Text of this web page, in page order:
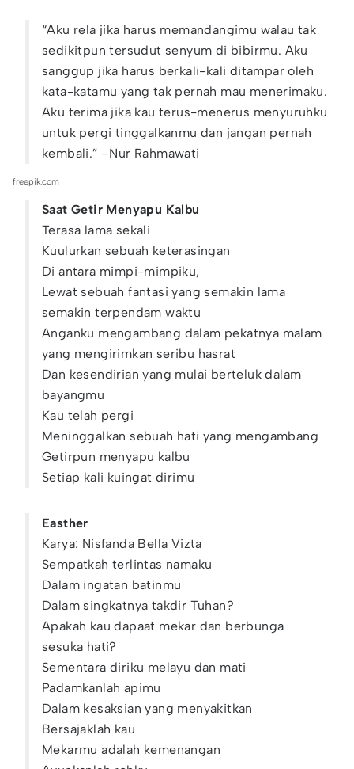
“Aku rela jika harus memandangimu walau tak
sedikitpun tersudut senyum di bibirmu. Aku
sanggup jika harus berkali-kali ditampar oleh
kata-katamu yang tak pernah mau menerimaku.
Aku terima jika kau terus-menerus menyuruhku
untuk pergi tinggalkanmu dan jangan pernah
kembali.” –Nur Rahmawati
freepik.com
Saat Getir Menyapu Kalbu
Terasa lama sekali
Kuulurkan sebuah keterasingan
Di antara mimpi-mimpiku,
Lewat sebuah fantasi yang semakin lama
semakin terpendam waktu
Anganku mengambang dalam pekatnya malam
yang mengirimkan seribu hasrat
Dan kesendirian yang mulai berteluk dalam
bayangmu
Kau telah pergi
Meninggalkan sebuah hati yang mengambang
Getirpun menyapu kalbu
Setiap kali kuingat dirimu
Easther
Karya: Nisfanda Bella Vizta
Sempatkah terlintas namaku
Dalam ingatan batinmu
Dalam singkatnya takdir Tuhan?
Apakah kau dapaat mekar dan berbunga
sesuka hati?
Sementara diriku melayu dan mati
Padamkanlah apimu
Dalam kesaksian yang menyakitkan
Bersajaklah kau
Mekarmu adalah kemenangan